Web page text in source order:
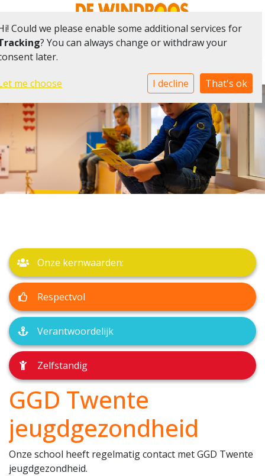
GEWOON WAAR HET KAN - SPECIAAL WAAR HET
MOET
Onze kernwaarden:
Respectvol
Verantwoordelijk
Zelfstandig
GGD Twente
jeugdgezondheid
Onze school heeft regelmatig contact met GGD Twente
jeugdgezondheid.
Could we please enable some additional services for
? You can always change or withdraw your
later.
me choose I decline That's ok